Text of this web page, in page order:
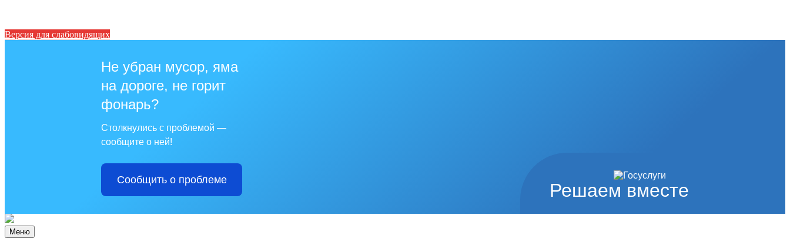
Версия для слабовидящих
Решаем вместе
Не убран мусор, яма
на дороге, не горит
фонарь?
Столкнулись с проблемой —
сообщите о ней!
Сообщить о проблеме
Меню